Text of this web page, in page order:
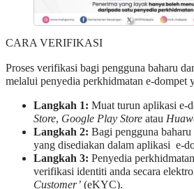
CARA VERIFIKASI
Proses verifikasi bagi pengguna baharu
melalui penyedia perkhidmatan e-dompet
Langkah 1: Muat turun aplikasi e-
Store, Google Play Store atau
Langkah 2: Bagi pengguna
yang disediakan dalam aplikasi e-
Langkah 3: Penyedia
verifikasi identiti anda secara
Customer’ (eKYC).